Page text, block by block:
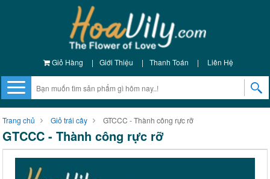
Giỏ Hàng | Giới Thiệu | Thanh Toán | Liên Hệ
Trang chủ Giỏ trái cây GTCCC - Thành công rực rỡ
GTCCC - Thành công rực rỡ